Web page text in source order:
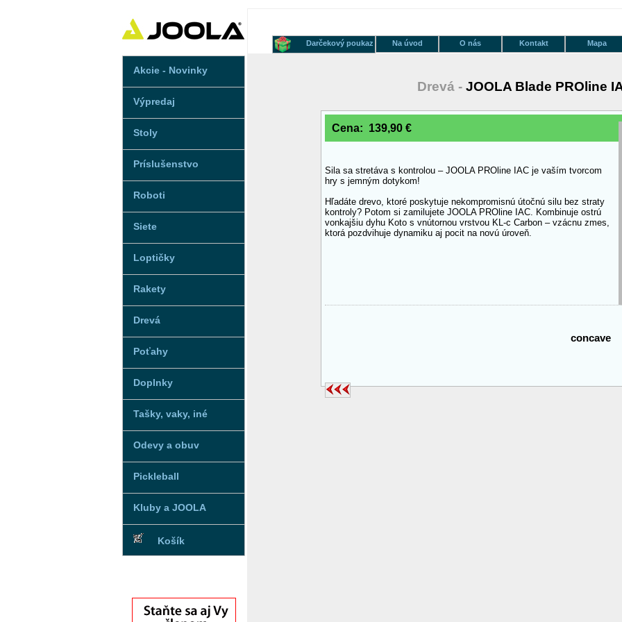
Akcie - Novinky
Výpredaj
Stoly
Príslušenstvo
Roboti
Siete
Loptičky
Rakety
Drevá
Poťahy
Doplnky
Tašky, vaky, iné
Odevy a obuv
Pickleball
Kluby a JOOLA
Košík
Mapa
Kontakt
O nás
Na úvod
Darčekový poukaz
Drevá - JOOLA Blade PROline
Cena: 139,90 €
Sila sa stretáva s kontrolou – JOOLA PROline IAC je vaším tvorcom
hry s jemným dotykom!
Hľadáte drevo, ktoré poskytuje nekompromisnú útočnú silu bez straty
kontroly? Potom si zamilujete JOOLA PROline IAC. Kombinuje ostrú
vonkajšiu dyhu Koto s vnútornou vrstvou KL-c Carbon – vzácnu zmes,
ktorá pozdvihuje dynamiku aj pocit na novú úroveň.
concave